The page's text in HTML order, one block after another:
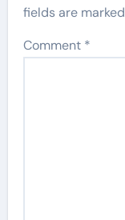
fields are marked
Comment *